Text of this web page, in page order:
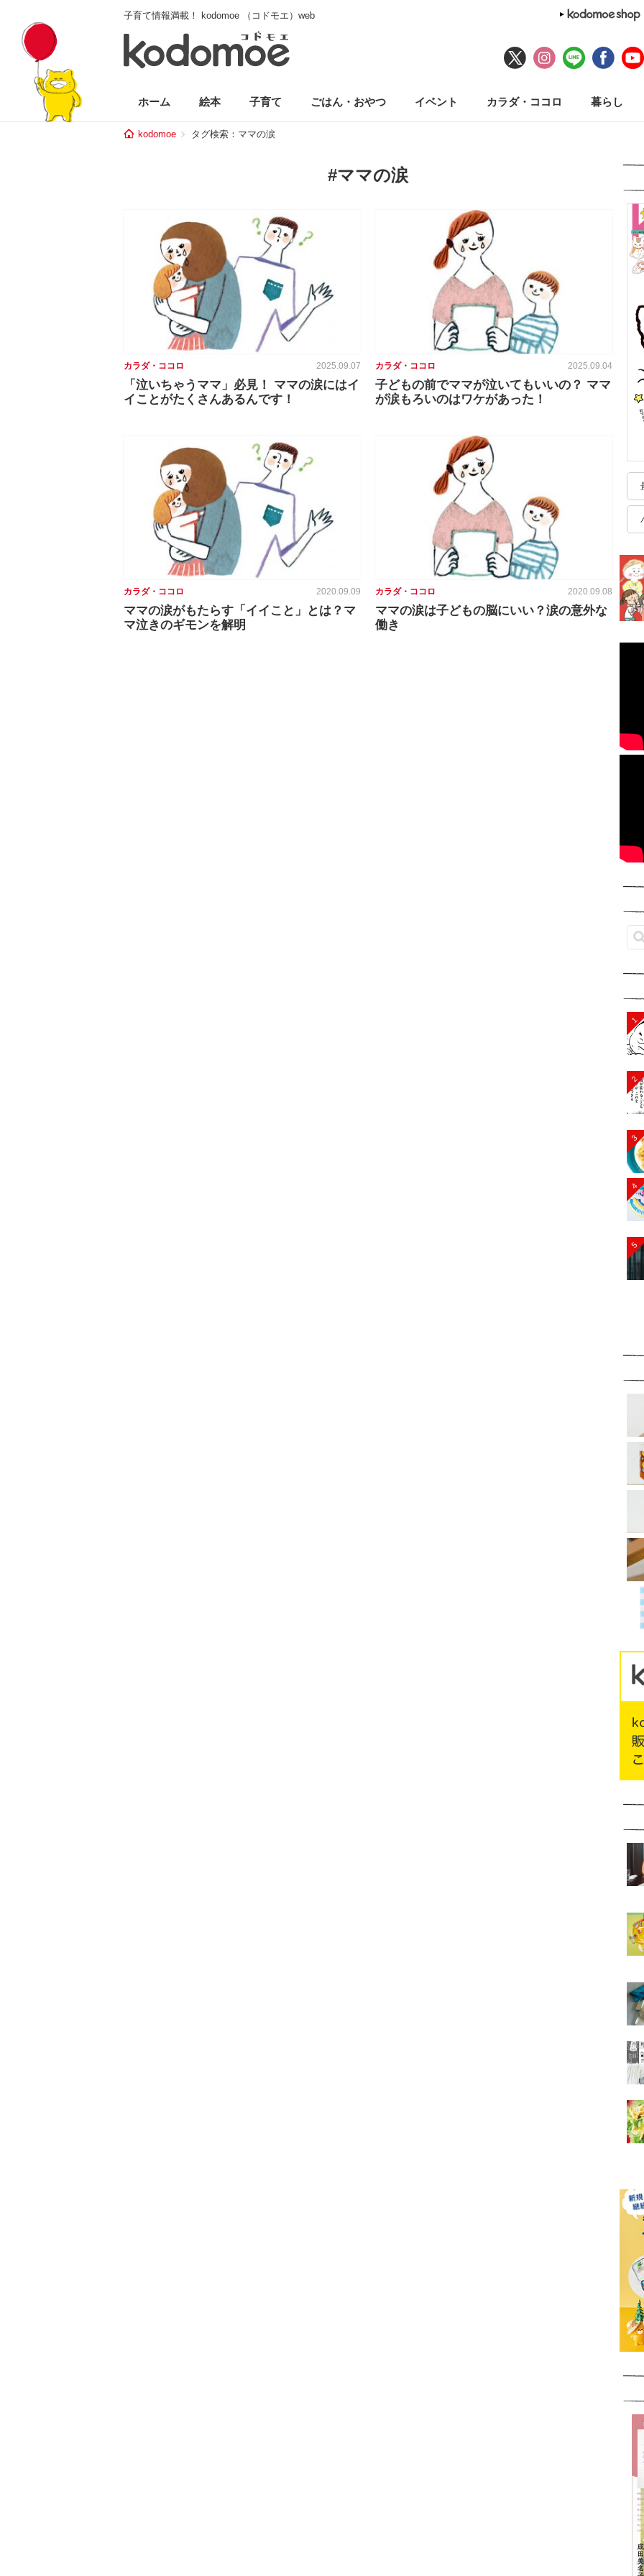
子育て情報満載！ kodomoe （コドモエ）web
ホーム 絵本 子育て ごはん・おやつ イベント カラダ・ココロ 暮らし
kodomoe タグ検索：ママの涙
#ママの涙
カラダ・ココロ 2025.09.07
「泣いちゃうママ」必見！ ママの涙にはイ
イことがたくさんあるんです！
カラダ・ココロ 2025.09.04
子どもの前でママが泣いてもいいの？ ママ
が涙もろいのはワケがあった！
カラダ・ココロ 2020.09.09
ママの涙がもたらす「イイこと」とは？マ
マ泣きのギモンを解明
カラダ・ココロ 2020.09.08
ママの涙は子どもの脳にいい？涙の意外な
働き
1
2
3
4
5